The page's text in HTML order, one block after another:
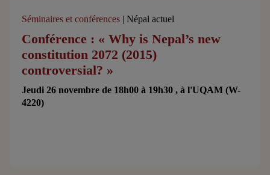
Séminaires et conférences | Népal actuel
Conférence : « Why is Nepal’s new
constitution 2072 (2015)
controversial? »
Jeudi 26 novembre de 18h00 à 19h30 , à l'UQAM (W-
4220)